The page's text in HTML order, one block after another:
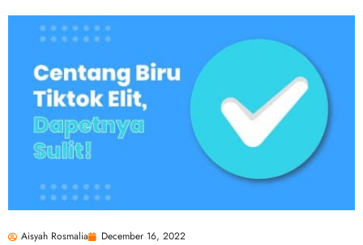
Aisyah Rosmalia December 16, 2022